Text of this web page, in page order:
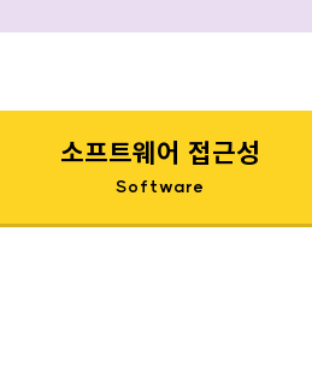
소프트웨어 접근성
Software